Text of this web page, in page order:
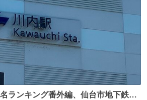
ランキング番外編、仙台市地下鉄川